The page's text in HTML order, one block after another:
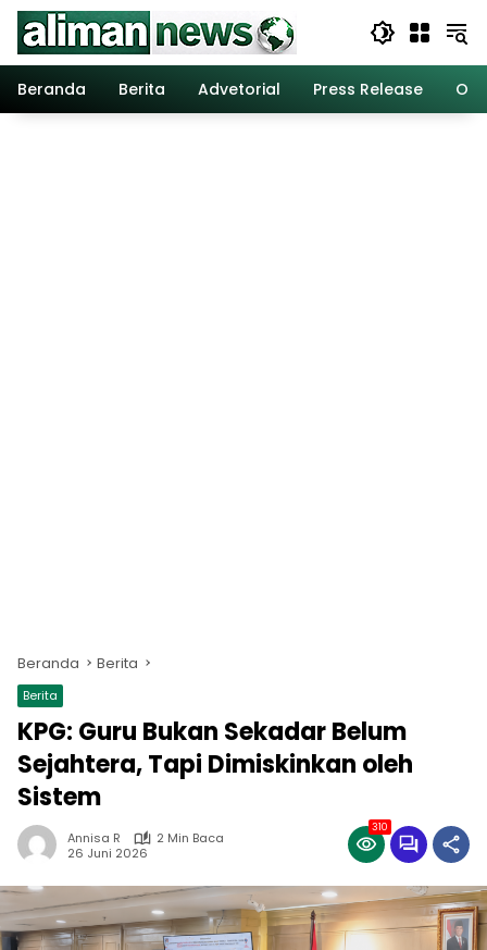
Langsung
konten
Beranda
Berita Advetorial Press Release
Beranda Berita
Berita
KPG: Guru Bukan Sekadar Belum
Sejahtera, Tapi Dimiskinkan oleh
Sistem
Annisa R
2 Min Baca
26 Juni 2026
310